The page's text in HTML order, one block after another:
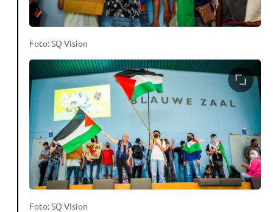
Foto: SQ Vision
Foto: SQ Vision